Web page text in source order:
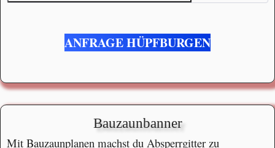
ANFRAGE HÜPFBURGEN
Bauzaunbanner
Mit Bauzaunplanen machst du Absperrgitter zu